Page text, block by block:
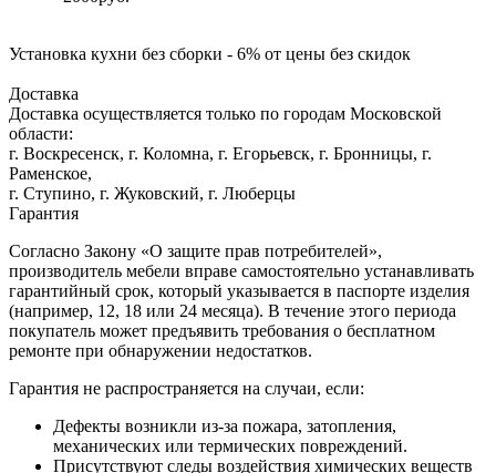
Установка кухни без сборки - 6% от цены без скидок
Доставка
Доставка осуществляется только по городам Московской
области:
г. Воскресенск, г. Коломна, г. Егорьевск, г. Бронницы, г.
Раменское,
г. Ступино, г. Жуковский, г. Люберцы
Гарантия
Согласно Закону «О защите прав потребителей»,
производитель мебели вправе самостоятельно устанавливать
гарантийный срок, который указывается в паспорте изделия
(например, 12, 18 или 24 месяца). В течение этого периода
покупатель может предъявить требования о бесплатном
ремонте при обнаружении недостатков.
Гарантия не распространяется на случаи, если:
Дефекты возникли из-за пожара, затопления,
механических или термических повреждений.
Присутствуют следы воздействия химических веществ